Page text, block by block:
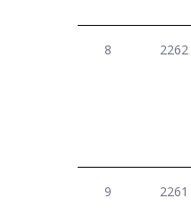
8 2262
9 2261